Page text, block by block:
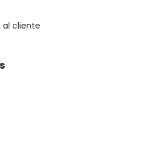
cliente